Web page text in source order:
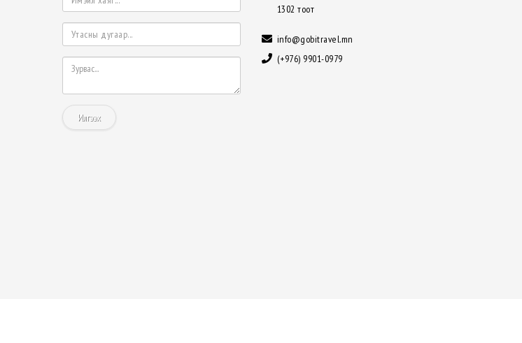
Илгээх
1302 тоот
info@gobitravel.mn
(+976) 9901-0979